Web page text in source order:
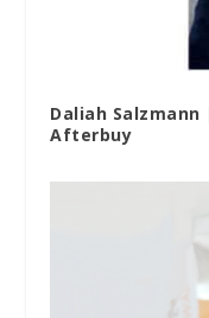
Daliah Salzmann
Afterbuy